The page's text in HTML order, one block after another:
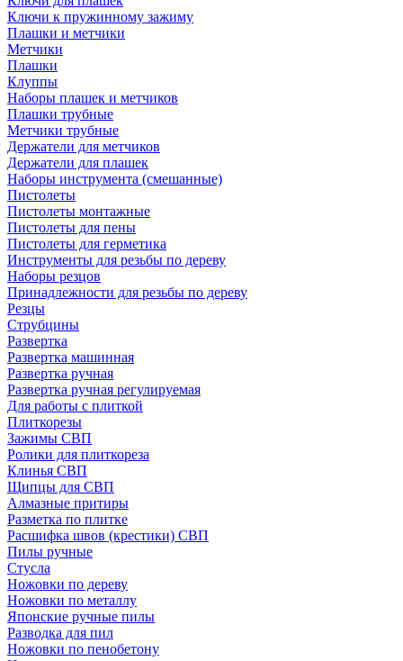
Ключи к пружинному зажиму
Плашки и метчики
Метчики
Плашки
Клуппы
Наборы плашек и метчиков
Плашки трубные
Метчики трубные
Держатели для метчиков
Держатели для плашек
Наборы инструмента (смешанные)
Пистолеты
Пистолеты монтажные
Пистолеты для пены
Пистолеты для герметика
Инструменты для резьбы по дереву
Наборы резцов
Принадлежности для резьбы по дереву
Резцы
Струбцины
Развертка
Развертка машинная
Развертка ручная
Развертка ручная регулируемая
Для работы с плиткой
Плиткорезы
Зажимы СВП
Ролики для плиткореза
Клинья СВП
Щипцы для СВП
Алмазные притиры
Разметка по плитке
Расшифка швов (крестики) СВП
Пилы ручные
Стусла
Ножовки по дереву
Ножовки по металлу
Японские ручные пилы
Разводка для пил
Ножовки по пенобетону